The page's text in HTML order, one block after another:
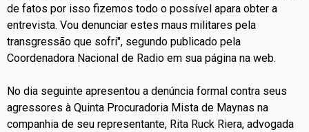
de fatos por isso fizemos todo o possível apara obter a
entrevista. Vou denunciar estes maus militares pela
transgressão que sofri", segundo publicado pela
Coordenadora Nacional de Radio em sua página na web.
No dia seguinte apresentou a denúncia formal contra seus
agressores à Quinta Procuradoria Mista de Maynas na
companhia de seu representante, Rita Ruck Riera, advogada